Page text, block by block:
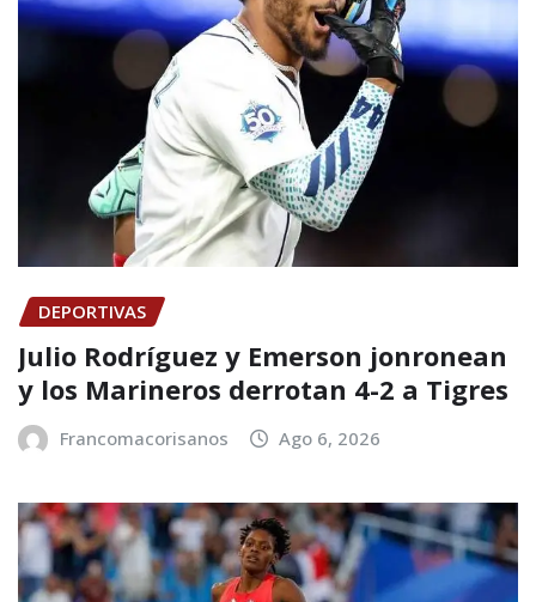
DEPORTIVAS
Julio Rodríguez y Emerson jonronean
y los Marineros derrotan 4-2 a Tigres
Francomacorisanos Ago 6, 2026